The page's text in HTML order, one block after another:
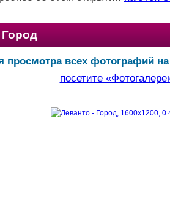
просмотра всех фотографий
посетите